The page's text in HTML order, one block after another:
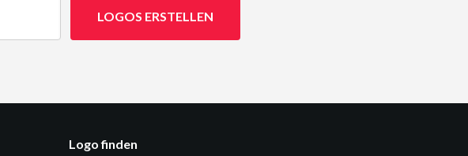
LOGOS ERSTELLEN
Logo finden